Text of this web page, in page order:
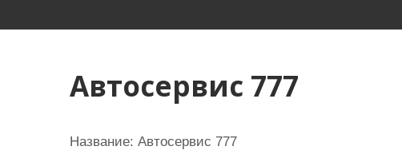
Автосервис 777
Название: Автосервис 777